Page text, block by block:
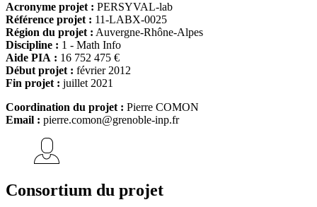
Acronyme projet : PERSYVAL-lab
Référence projet : 11-LABX-0025
Région du projet : Auvergne-Rhône-Alpes
Discipline : 1 - Math Info
Aide PIA : 16 752 475 €
Début projet : février 2012
Fin projet : juillet 2021
Coordination du projet : Pierre COMON
Email : pierre.comon@grenoble-inp.fr
Consortium du projet